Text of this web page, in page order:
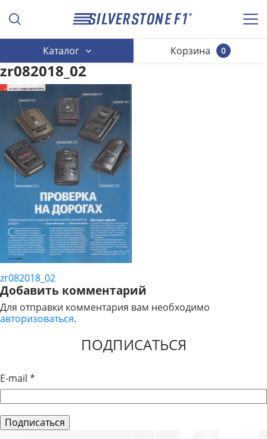
Каталог 0
Корзина
zr082018_02
НАВИГАЦИЯ
ПО
ЗАПИСЯМ
zr082018_02
Добавить комментарий
Для отправки комментария вам необходимо
авторизоваться.
ПОДПИСАТЬСЯ
E-mail *